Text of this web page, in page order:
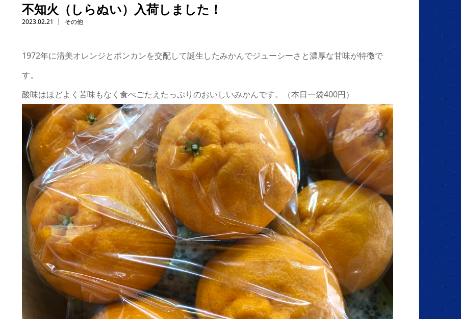
不知火（しらぬい）入荷しました！
2023.02.21 その他
1972年に清美オレンジとポンカンを交配して誕生したみかんでジューシーさと濃厚な甘味が特徴で
す。
酸味はほどよく苦味もなく食べごたえたっぷりのおいしいみかんです。（本日一袋400円）